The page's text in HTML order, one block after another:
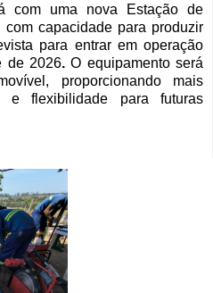
com uma nova Estação de
com capacidade para produzir
para entrar em operação
de 2026.O equipamento será
proporcionando mais
e flexibilidade para futuras